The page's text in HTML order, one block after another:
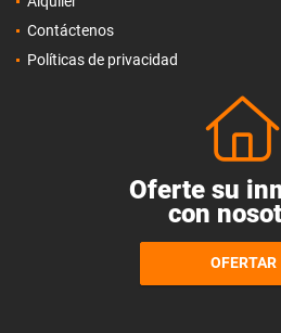
Contáctenos
Políticas de privacidad
Oferte su
con
OFERTAR